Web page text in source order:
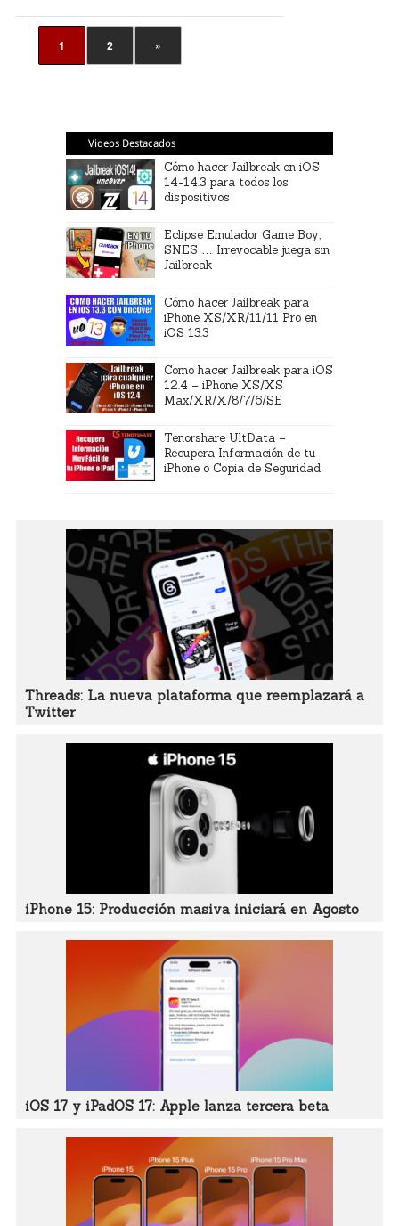
1 2 »
Videos Destacados
Cómo hacer Jailbreak en iOS
14-14.3 para todos los
dispositivos
Eclipse Emulador Game Boy,
SNES … Irrevocable juega sin
Jailbreak
Cómo hacer Jailbreak para
iPhone XS/XR/11/11 Pro en
iOS 13.3
Como hacer Jailbreak para iOS
12.4 – iPhone XS/XS
Max/XR/X/8/7/6/SE
Tenorshare UltData –
Recupera Información de tu
iPhone o Copia de Seguridad
Threads: La nueva plataforma que reemplazará a
Twitter
iPhone 15: Producción masiva iniciará en Agosto
iOS 17 y iPadOS 17: Apple lanza tercera beta